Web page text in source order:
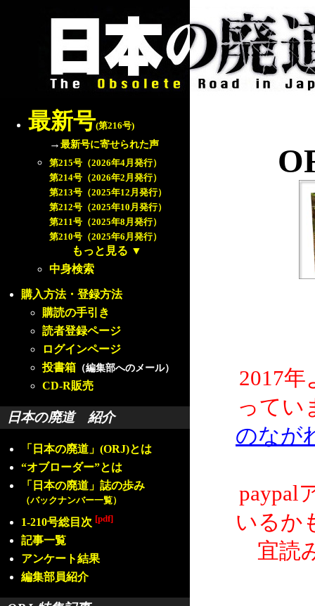
最新号(第216号)
→最新号に寄せられた声
第215号（2026年4月発行）
第214号（2026年2月発行）
第213号（2025年12月発行）
第212号（2025年10月発行）
第211号（2025年8月発行）
第210号（2025年6月発行）
もっと見る ▼
中身検索
購入方法・登録方法
購読の手引き
読者登録ページ
ログインページ
投書箱 （編集部へのメール）
CD-R販売
日本の廃道 紹介
「日本の廃道」(ORJ)とは
“オブローダー”とは
「日本の廃道」誌の歩み
（バックナンバー一覧）
1-210号総目次 [pdf]
記事一覧
アンケート結果
編集部員紹介
2017
ってい
のなが
paypal
いるか
宜読